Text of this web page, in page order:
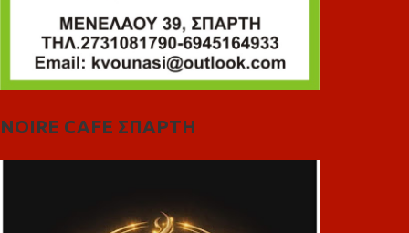
NOIRE CAFE ΣΠΑΡΤΗ